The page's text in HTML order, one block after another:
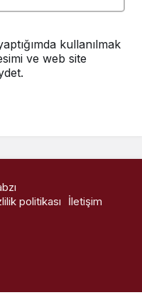
kullanılmak
ve web site
politikası İletişim